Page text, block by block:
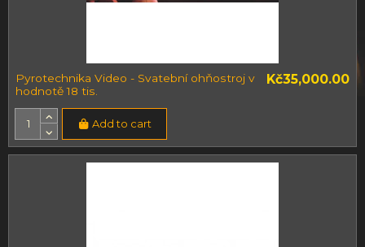
Pyrotechnika Video - Svatební ohňostroj v
hodnotě 18 tis.
Kč35,000.00
Add to cart